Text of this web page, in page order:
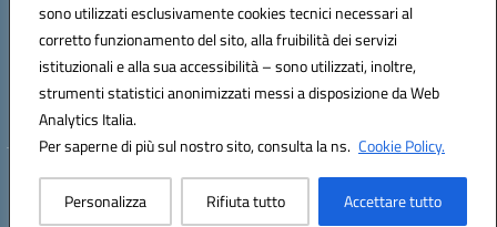
sono utilizzati esclusivamente cookies tecnici necessari al
corretto funzionamento del sito, alla fruibilità dei servizi
istituzionali e alla sua accessibilità – sono utilizzati, inoltre,
strumenti statistici anonimizzati messi a disposizione da Web
Analytics Italia.
Per saperne di più sul nostro sito, consulta la ns. Cookie Policy.
Personalizza Rifiuta tutto Accettare tutto
Codice fiscale: 96012410799
Codice meccanografico:VVIC82200D
Codice Indice delle Pubbliche Amministrazioni (IPA): istsc_vvic82200d
Codice unico di fatturazione (CUF): UFUKAE
Hosting & Powered by 3D Solution S.r.l.
Concept & Design by Designers Italia